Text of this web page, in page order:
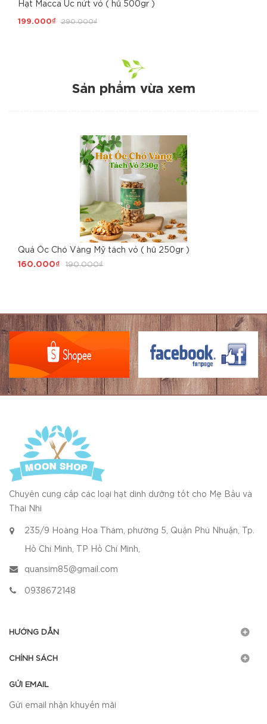
Hạt Macca Úc nứt vỏ ( hũ 500gr )
199.000₫ 290.000₫
Sản phẩm vừa xem
Quả Óc Chó Vàng Mỹ tách vỏ ( hũ 250gr )
160.000₫
190.000₫
Chuyên cung cấp các loại hạt dinh dưỡng tốt cho Mẹ Bầu và
Thai Nhi
235/9 Hoàng Hoa Thám, phường 5, Quận Phú Nhuận, Tp.
Hồ Chí Minh, TP Hồ Chí Minh,
quansim85@gmail.com
0938672148
HƯỚNG DẪN
CHÍNH SÁCH
GỬI EMAIL
Gửi email nhận khuyến mãi